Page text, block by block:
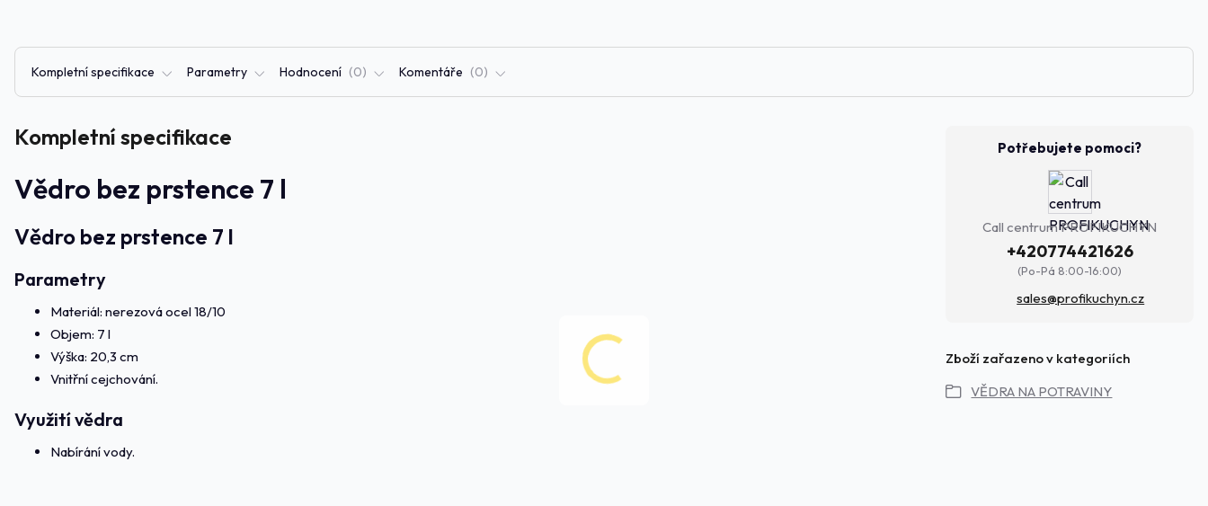
Kompletní specifikace Parametry Hodnocení 0 Komentáře 0
Kompletní specifikace
Vědro bez prstence 7 l
Vědro bez prstence 7 l
Parametry
Materiál: nerezová ocel 18/10
Objem: 7 l
Výška: 20,3 cm
Vnitřní cejchování.
Využití vědra
Nabírání vody.
Potřebujete pomoci?
Call centrum PROFIKUCHYN
+420774421626
(Po-Pá 8:00-16:00)
sales@profikuchyn.cz
Zboží zařazeno v kategoriích
VĚDRA NA POTRAVINY